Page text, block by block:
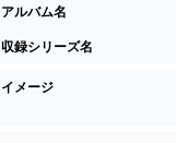
アルバム名
収録シリーズ名
イメージ